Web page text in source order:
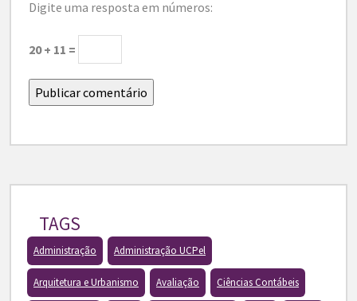
Digite uma resposta em números:
20 + 11 =
TAGS
Administração Administração UCPel
Arquitetura e Urbanismo Avaliação Ciências Contábeis